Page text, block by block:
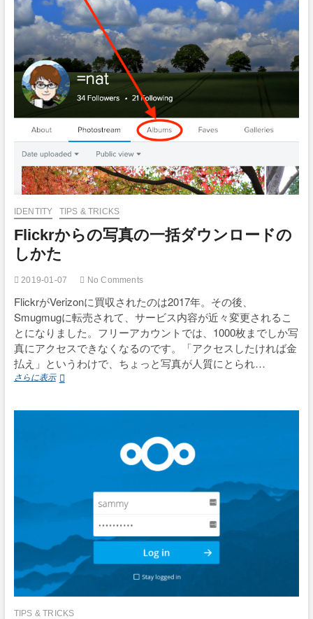
定
し
て
も
反
映
さ
れ
な
い？！
IDENTITY TIPS & TRICKS
Flickrからの写真の一括ダウンロードの
しかた
2019-01-07 No Comments
FlickrがVerizonに買収されたのは2017年。その後、
Smugmugに転売されて、サービス内容が近々変更されるこ
とになりました。フリーアカウントでは、1000枚までしか写
真にアクセスできなくなるのです。「アクセスしたければ金
払え」というわけで、ちょっと写真が人質にとられ…
さらに表示Flickr
ー
の
か
TIPS & TRICKS